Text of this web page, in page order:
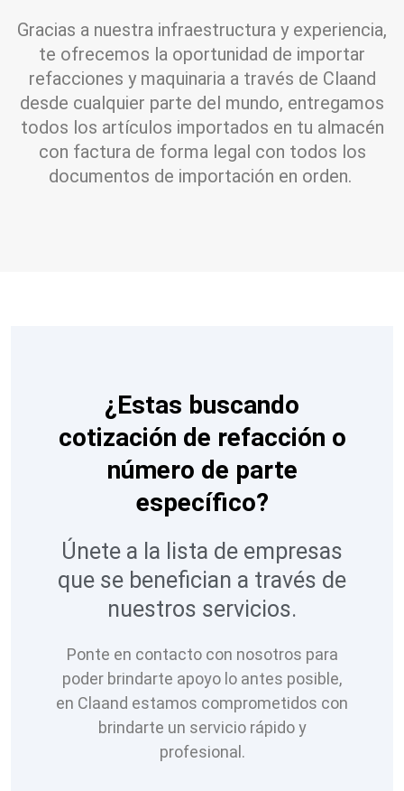
Gracias a nuestra infraestructura y experiencia,
te ofrecemos la oportunidad de importar
refacciones y maquinaria a través de Claand
desde cualquier parte del mundo, entregamos
todos los artículos importados en tu almacén
con factura de forma legal con todos los
documentos de importación en orden.
¿Estas buscando
cotización de refacción o
número de parte
específico?
Únete a la lista de empresas
que se benefician a través de
nuestros servicios.
Ponte en contacto con nosotros para
poder brindarte apoyo lo antes posible,
en Claand estamos comprometidos con
brindarte un servicio rápido y
profesional.